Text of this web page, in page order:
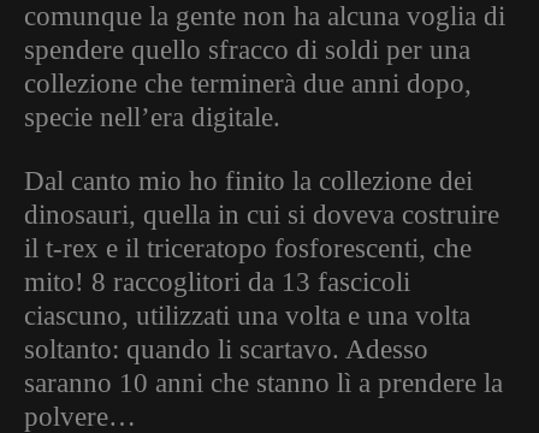
comunque la gente non ha alcuna voglia di
spendere quello sfracco di soldi per una
collezione che terminerà due anni dopo,
specie nell’era digitale.
Dal canto mio ho finito la collezione dei
dinosauri, quella in cui si doveva costruire
il t-rex e il triceratopo fosforescenti, che
mito! 8 raccoglitori da 13 fascicoli
ciascuno, utilizzati una volta e una volta
soltanto: quando li scartavo. Adesso
saranno 10 anni che stanno lì a prendere la
polvere…